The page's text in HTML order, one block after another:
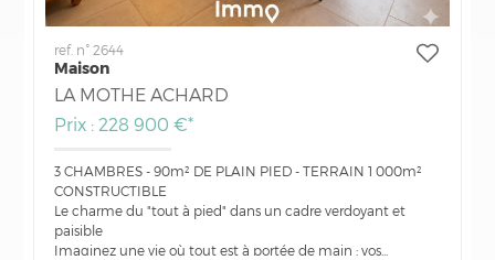
ref. n° 2644
Maison
LA MOTHE ACHARD
Prix : 228 900 €*
3 CHAMBRES - 90m² DE PLAIN PIED - TERRAIN 1 000m²
CONSTRUCTIBLE
Le charme du "tout à pied" dans un cadre verdoyant et
paisible
Imaginez une vie où tout est à portée de main : vos...